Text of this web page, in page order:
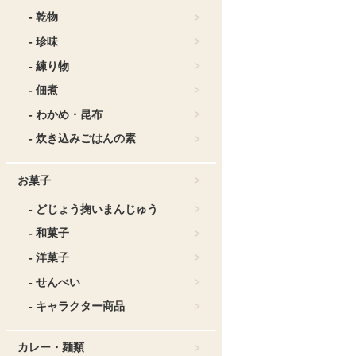
- 乾物
- 珍味
- 練り物
- 佃煮
- わかめ・昆布
- 炊き込みごはんの素
お菓子
- どじょう掬いまんじゅう
- 和菓子
- 洋菓子
- せんべい
- キャラクター商品
カレー・麺類